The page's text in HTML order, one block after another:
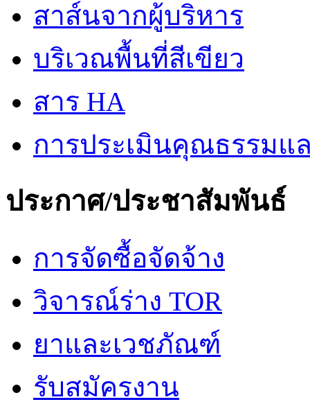
สาส์นจากผู้บริหาร
บริเวณพื้นที่สีเขียว
สาร HA
การประเมินคุณธรรมแ
ประกาศ/ประชาสัมพันธ์
การจัดซื้อจัดจ้าง
วิจารณ์ร่าง TOR
ยาและเวชภัณฑ์
รับสมัครงาน